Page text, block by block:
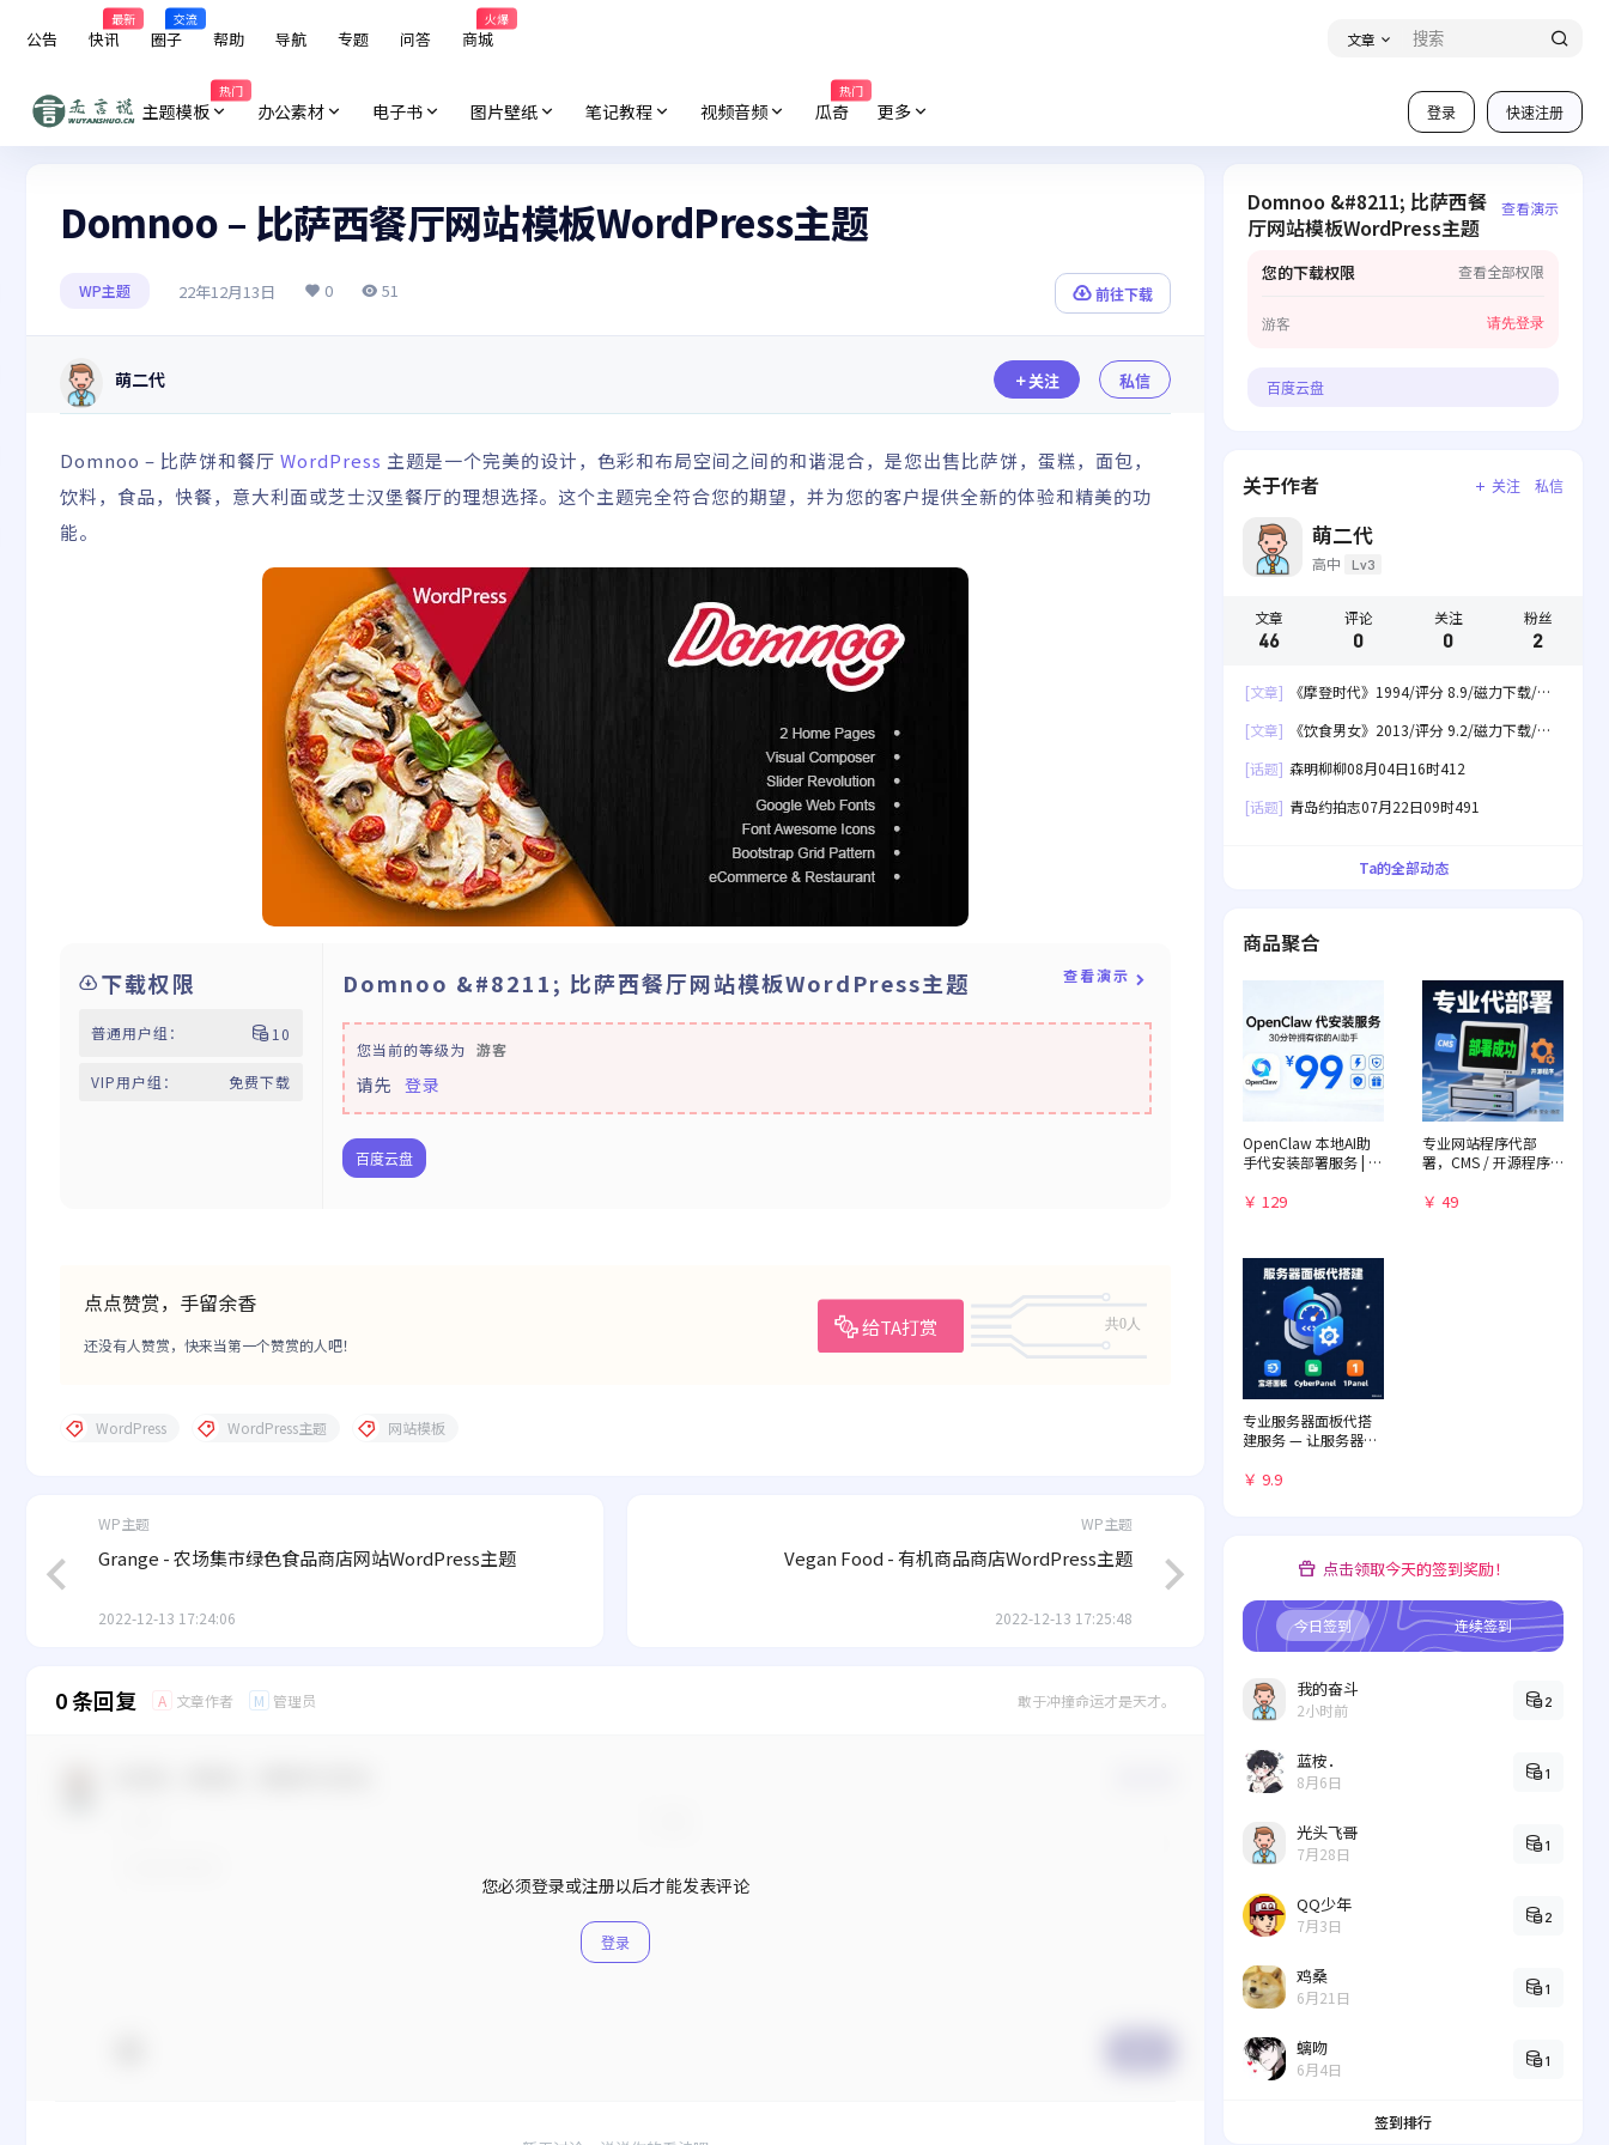
公告 快讯
最新
圈子
交流
帮助 导航 专题 问答 商城
火爆
文章
登录 快速注册
主题模板
热门
办公素材 电子书 图片壁纸 笔记教程 视频音频 瓜奇
热门
更多
Domnoo – 比萨西餐厅网站模板WordPress主题
WP主题 22年12月13日 0 51 前往下载
萌二代 关注 私信
Domnoo – 比萨饼和餐厅 WordPress 主题是一个完美的设计，色彩和布局空间之间的和谐混合，是您出售比萨饼，蛋糕，面包，
饮料，食品，快餐，意大利面或芝士汉堡餐厅的理想选择。这个主题完全符合您的期望，并为您的客户提供全新的体验和精美的功
能。
下载权限
普通用户组： 10
VIP用户组： 免费下载
Domnoo &#8211; 比萨西餐厅网站模板WordPress主题 查看演示
您当前的等级为 游客
请先 登录
百度云盘
点点赞赏，手留余香
给TA打赏 共0人
还没有人赞赏，快来当第一个赞赏的人吧！
WordPress WordPress主题 网站模板
WP主题
Grange - 农场集市绿色食品商店网站WordPress主题
2022-12-13 17:24:06
WP主题
Vegan Food - 有机商品商店WordPress主题
2022-12-13 17:25:48
0 条回复 A 文章作者 M 管理员 敢于冲撞命运才是天才。
您必须登录或注册以后才能发表评论
登录
Domnoo &#8211; 比萨西餐
厅网站模板WordPress主题
查看演示
您的下载权限 查看全部权限
游客 请先登录
百度云盘
关于作者 关注 私信
萌二代
高中 Lv3
文章
46
评论
0
关注
0
粉丝
2
[文章]
《摩登时代》1994/评分 8.9/磁力下载/网
[文章]
《饮食男女》2013/评分 9.2/磁力下载/网
[话题] 森明柳柳08月04日16时412
[话题] 青岛约拍志07月22日09时491
Ta的全部动态
商品聚合
OpenClaw 本地AI助
手代安装部署服务 | 远
门教程
￥ 129
专业网站程序代部
署，CMS / 开源程序
￥ 49
专业服务器面板代搭
建服务 — 让服务器管
￥ 9.9
点击领取今天的签到奖励！
今日签到 连续签到
我的奋斗
2小时前 2
蓝桉．
8月6日 1
光头飞哥
7月28日 1
QQ少年
7月3日 2
鸡桑
6月21日 1
螭吻
6月4日 1
签到排行